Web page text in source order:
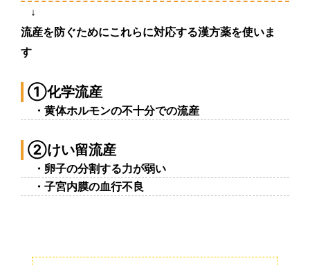
↓
流産を防ぐためにこれらに対応する漢方薬を使いま
す
①化学流産
・黄体ホルモンの不十分での流産
②けい留流産
・卵子の分割する力が弱い
・子宮内膜の血行不良